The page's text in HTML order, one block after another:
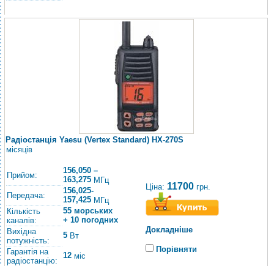
Радіостанція Yaesu (Vertex Standard) HX-270S
місяців
Прийом:
156,050 –
163,275 МГц
Передача:
156,025-
157,425 МГц
Кількість
каналів:
55 морських
+ 10 погодних
Вихідна
потужність:
5 Вт
Гарантія на
радіостанцію:
12 міс
Ціна: 11700 грн.
Докладніше
Порівняти